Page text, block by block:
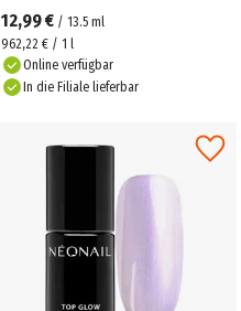
12,99 € / 13.5 ml
962,22 € / 1 l
Online verfügbar
In die Filiale lieferbar